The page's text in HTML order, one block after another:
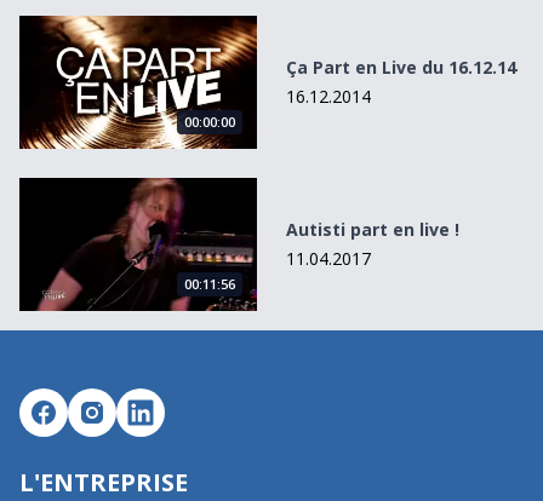
Ça Part en Live du 16.12.14
00:00:00
Ça Part en Live du 16.12.14
16.12.2014
Autisti part en live !
00:11:56
Autisti part en live !
11.04.2017
L'ENTREPRISE